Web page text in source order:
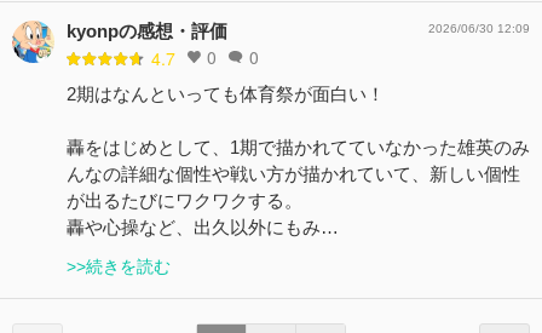
kyonpの感想・評価
4.7 0 0
2026/06/30 12:09
2期はなんといっても体育祭が面白い！
轟をはじめとして、1期で描かれてていなかった雄英のみ
んなの詳細な個性や戦い方が描かれていて、新しい個性
が出るたびにワクワクする。
轟や心操など、出久以外にもみ…
>>続きを読む